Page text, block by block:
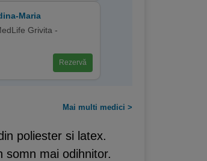
Maria
Grivita -
Rezervă
Mai multi medici >
poliester si latex.
somn mai odihnitor.